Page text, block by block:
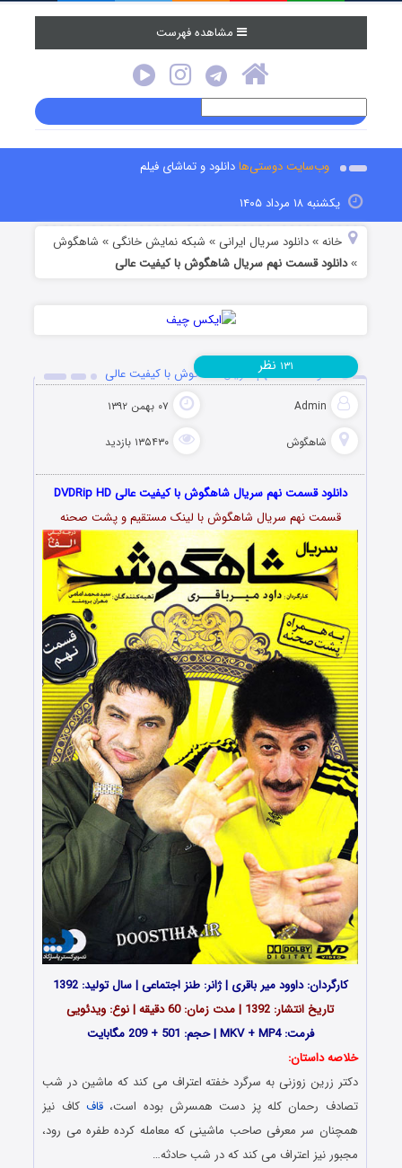
مشاهده فهرست
وب‌سایت دوستی‌هادانلود و تماشای فیلم
یکشنبه ۱۸ مرداد ۱۴۰۵
خانه »دانلود سریال ایرانی » شبکه نمایش خانگی » شاهگوش
»دانلود قسمت نهم سریال شاهگوش با کیفیت عالی
دانلود قسمت نهم سریال شاهگوش با کیفیت عالی
Admin ۰۷ بهمن ۱۳۹۲
شاهگوش ۱۳۵۴۳۰ بازدید
۱۳۱ نظر
دانلود قسمت نهم سریال شاهگوش با کیفیت عالی DVDRip HD
قسمت نهم سریال شاهگوش با لینک مستقیم و پشت صحنه
کارگردان: داوود میر باقری | ژانر: طنز اجتماعی | سال تولید: 1392
تاریخ انتشار: 1392 | مدت زمان: 60 دقیقه | نوع: ویدئویی
فرمت: MKV + MP4 | حجم: 501 + 209 مگابایت
خلاصه داستان:
دکتر زرین زوزنی به سرگرد خفته اعتراف می کند که ماشین در شب
تصادف رحمان کله پز دست همسرش بوده است،قاف کاف نیز
همچنان سر معرفی صاحب ماشینی که معامله کرده طفره می رود،
مجبور نیز اعتراف می کند که در شب حادثه…